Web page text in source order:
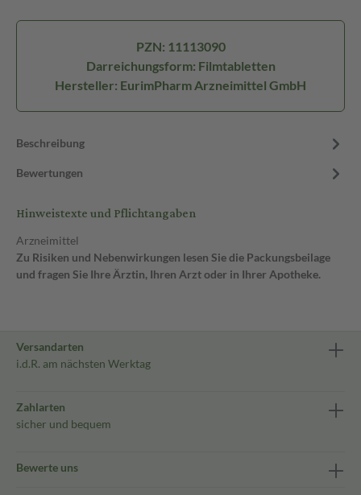
PZN: 11113090
Darreichungsform: Filmtabletten
Hersteller: EurimPharm Arzneimittel GmbH
Beschreibung
Bewertungen
Hinweistexte und Pflichtangaben
Arzneimittel
Zu Risiken und Nebenwirkungen lesen Sie die Packungsbeilage
und fragen Sie Ihre Ärztin, Ihren Arzt oder in Ihrer Apotheke.
Versandarten
i.d.R. am nächsten Werktag
Zahlarten
sicher und bequem
Bewerte uns